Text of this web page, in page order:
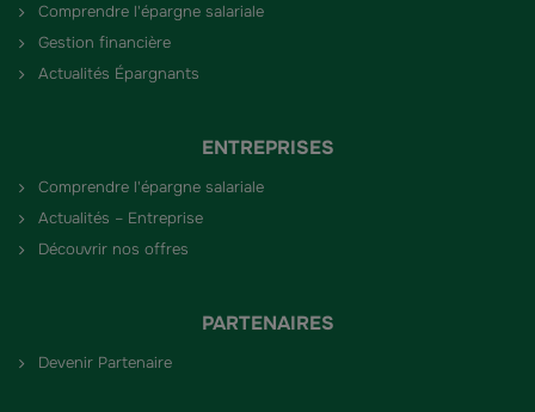
Comprendre l'épargne salariale
Gestion financière
Actualités Épargnants
ENTREPRISES
Comprendre l'épargne salariale
Actualités – Entreprise
Découvrir nos offres
PARTENAIRES
Devenir Partenaire